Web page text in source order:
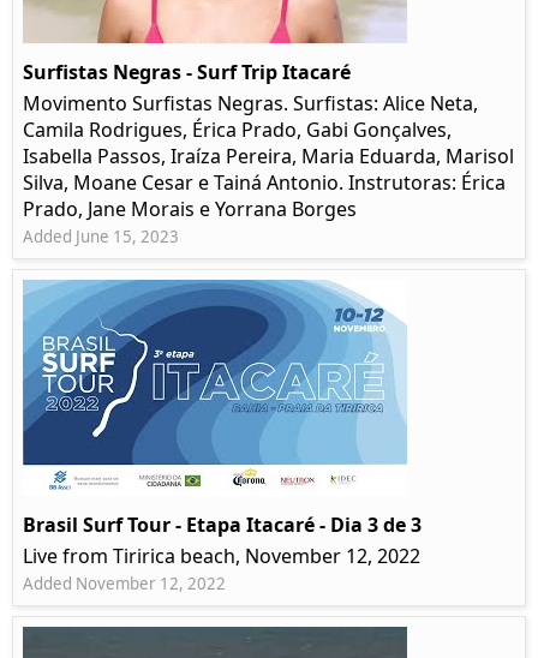
Surfistas Negras - Surf Trip Itacaré
Movimento Surfistas Negras. Surfistas: Alice Neta,
Camila Rodrigues, Érica Prado, Gabi Gonçalves,
Isabella Passos, Iraíza Pereira, Maria Eduarda, Marisol
Silva, Moane Cesar e Tainá Antonio. Instrutoras: Érica
Prado, Jane Morais e Yorrana Borges
Added June 15, 2023
Brasil Surf Tour - Etapa Itacaré - Dia 3 de 3
Live from Tiririca beach, November 12, 2022
Added November 12, 2022